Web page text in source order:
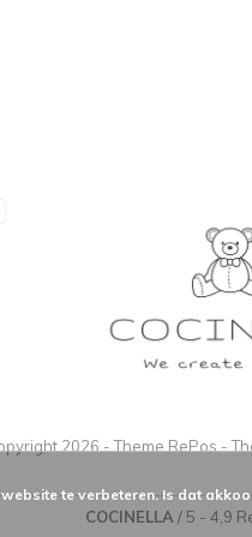
2026 - Theme RePos -
COCINELLA / 5 - 4,9
te verbeteren. Is dat